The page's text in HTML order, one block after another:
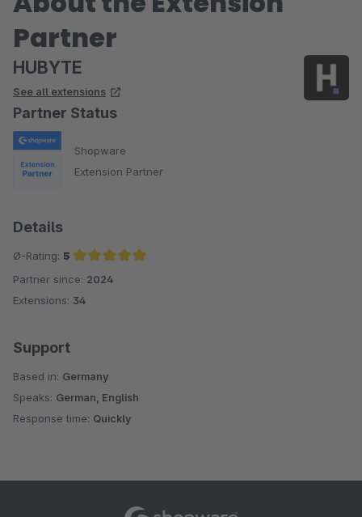
Partner
HUBYTE
See all extensions
Partner Status
Shopware
Extension Partner
Details
Ø-Rating: 5
Average rating of 5 out of 5 stars
Partner since: 2024
Extensions: 34
Support
Based in: Germany
Speaks: German, English
Response time: Quickly